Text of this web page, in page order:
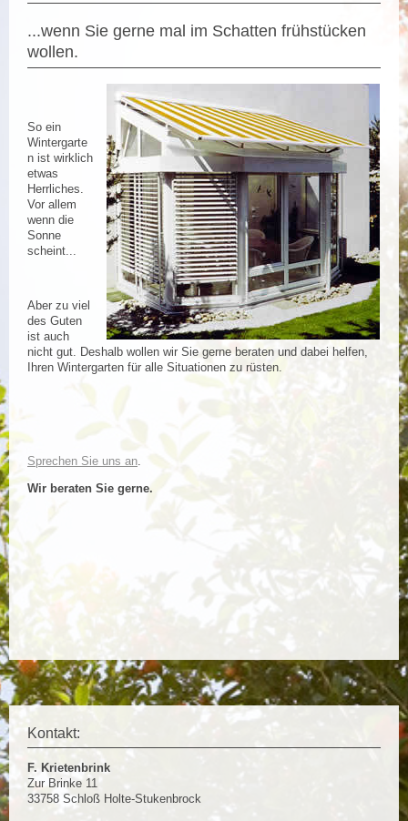
...wenn Sie gerne mal im Schatten frühstücken
wollen.
So ein
Wintergarte
n ist wirklich
etwas
Herrliches.
Vor allem
wenn die
Sonne
scheint...
Aber zu viel
des Guten
ist auch
nicht gut. Deshalb wollen wir Sie gerne beraten und dabei helfen,
Ihren Wintergarten für alle Situationen zu rüsten.
Sprechen Sie uns an.
Wir beraten Sie gerne.
Kontakt:
F. Krietenbrink
Zur Brinke 11
33758 Schloß Holte-Stukenbrock